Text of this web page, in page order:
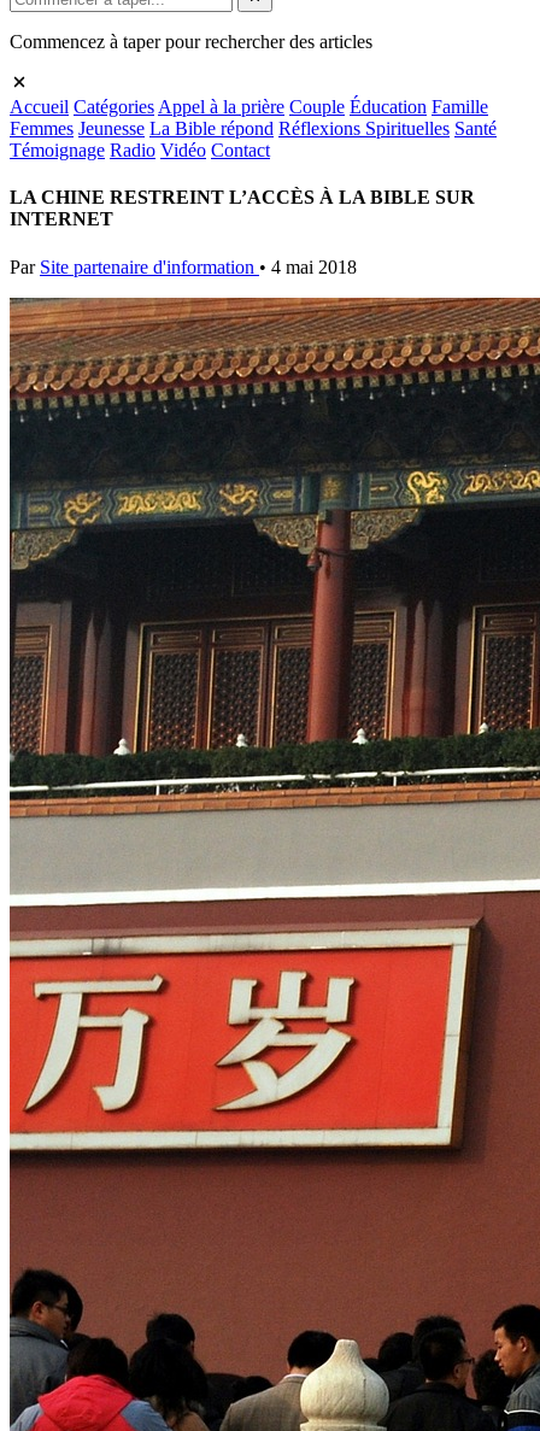
Commencez à taper pour rechercher des articles
Accueil Catégories Appel à la prière Couple Éducation Famille
Femmes Jeunesse La Bible répond Réflexions Spirituelles Santé
Témoignage Radio Vidéo Contact
LA CHINE RESTREINT L’ACCÈS À LA BIBLE SUR
INTERNET
Par Site partenaire d'information • 4 mai 2018